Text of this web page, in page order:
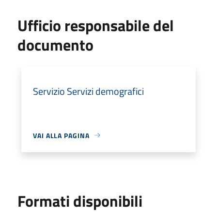
Ufficio responsabile del
documento
Servizio Servizi demografici
VAI ALLA PAGINA
Formati disponibili